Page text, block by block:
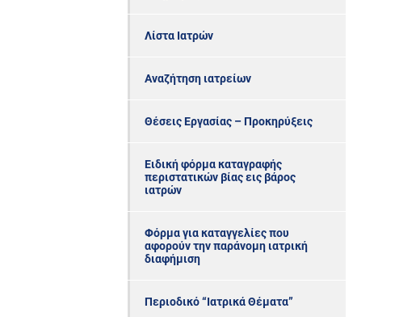
Λίστα Ιατρών
Αναζήτηση ιατρείων
Θέσεις Εργασίας – Προκηρύξεις
Ειδική φόρμα καταγραφής
περιστατικών βίας εις βάρος
ιατρών
Φόρμα για καταγγελίες που
αφορούν την παράνομη ιατρική
διαφήμιση
Περιοδικό “Ιατρικά Θέματα”